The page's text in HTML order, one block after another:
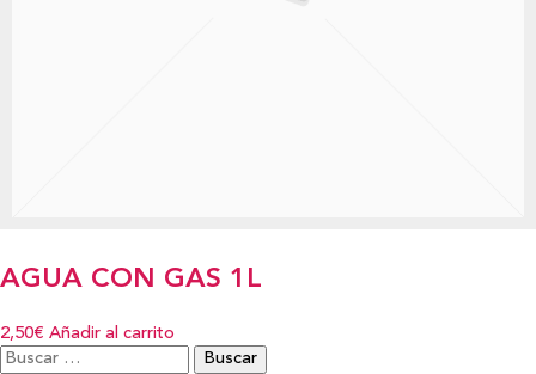
AGUA CON GAS 1L
2,50€ Añadir al carrito
Buscar: